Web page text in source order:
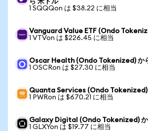
ら 米ドル
1 SQQQon は $38.22 に相当
Vanguard Value ETF (Ondo
1 VTVon は $226.45 に相当
Oscar Health (Ondo Tokenized) か
1 OSCRon は $27.30 に相当
Quanta Services (Ondo Tokenized)
1 PWRon は $670.21 に相当
Galaxy Digital (Ondo Tokenized) か
1 GLXYon は $19.77 に相当